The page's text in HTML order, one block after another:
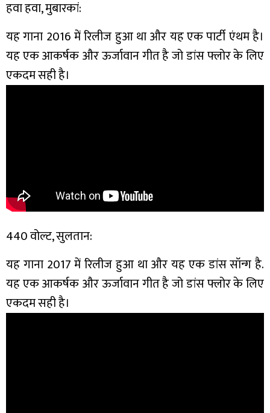
हवा हवा, मुबारकां:
यह गाना 2016 में रिलीज हुआ था और यह एक पार्टी एंथम है।
यह एक आकर्षक और ऊर्जावान गीत है जो डांस फ्लोर के लिए
एकदम सही है।
440 वोल्ट, सुलतान:
यह गाना 2017 में रिलीज हुआ था और यह एक डांस सॉन्ग है.
यह एक आकर्षक और ऊर्जावान गीत है जो डांस फ्लोर के लिए
एकदम सही है।